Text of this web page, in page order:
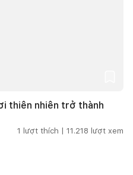
thiên nhiên trở thành
1 lượt thích | 11.218 lượt xem